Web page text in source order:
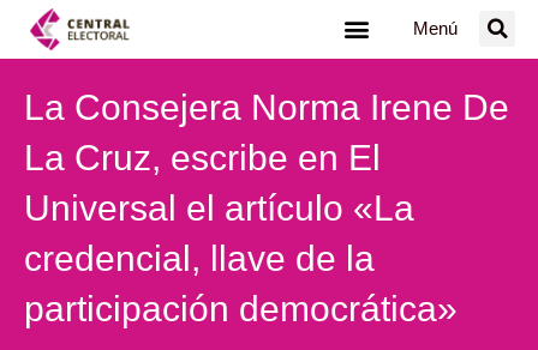
Menú
La Consejera Norma Irene De
La Cruz, escribe en El
Universal el artículo «La
credencial, llave de la
participación democrática»